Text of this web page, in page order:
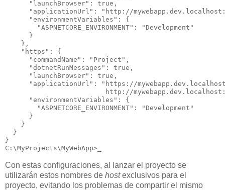
      "launchBrowser": true,
"applicationUrl": "http://
      "environmentVariables": {
        "ASPNETCORE_ENVIRONMENT": "Development"
      }
    },
    "https": {
      "commandName": "Project",
      "dotnetRunMessages": true,
      "launchBrowser": true,
"applicationUrl": "https://
http://
      "environmentVariables": {
        "ASPNETCORE_ENVIRONMENT": "Development"
      }
    }
  }
}
Con estas configuraciones, al lanzar el proyecto se
utilizarán estos nombres de hostexclusivos para el
proyecto, evitando los problemas de compartir el mismo